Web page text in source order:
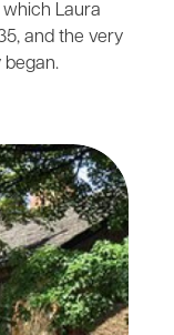
Laura
and the very
began.